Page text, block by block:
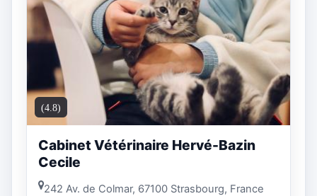
(4.8)
Cabinet Vétérinaire Hervé-Bazin
Cecile
242 Av. de Colmar, 67100 Strasbourg, France